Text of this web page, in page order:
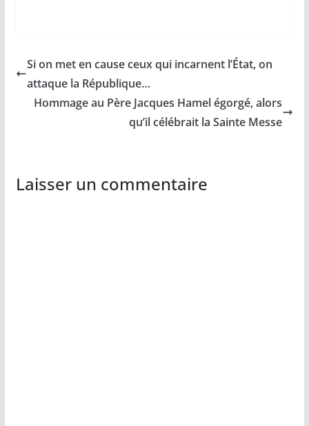
Si on met en cause ceux qui incarnent l’État, on
attaque la République…
Hommage au Père Jacques Hamel égorgé, alors
qu’il célébrait la Sainte Messe
Laisser un commentaire